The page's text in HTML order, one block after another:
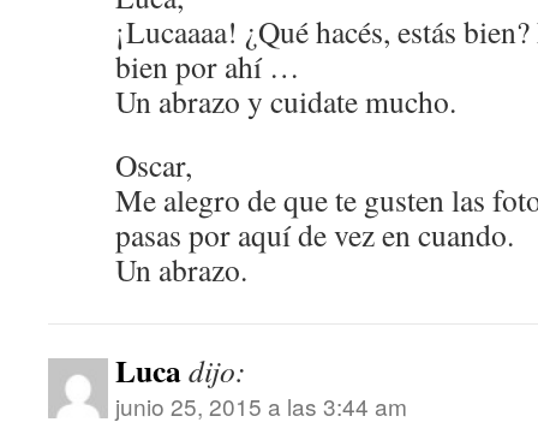
¡Lucaaaa! ¿Qué hacés, estás
bien por ahí …
Un abrazo y cuidate mucho.
Oscar,
Me alegro de que te gusten las
pasas por aquí de vez en cuando.
Un abrazo.
Lucadijo:
junio 25, 2015 a las 3:44 am